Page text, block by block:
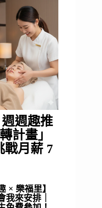
週趣推
計畫」
戰月薪 7
× 樂福里】
我來安排｜